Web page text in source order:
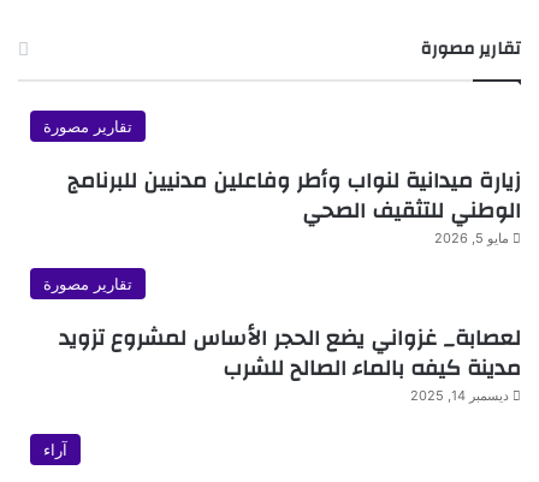
تقارير مصورة
تقارير مصورة
زيارة ميدانية لنواب وأطر وفاعلين مدنيين للبرنامج
الوطني للتثقيف الصحي
مايو 5, 2026
تقارير مصورة
لعصابة_ غزواني يضع الحجر الأساس لمشروع تزويد
مدينة كيفه بالماء الصالح للشرب
ديسمبر 14, 2025
آراء